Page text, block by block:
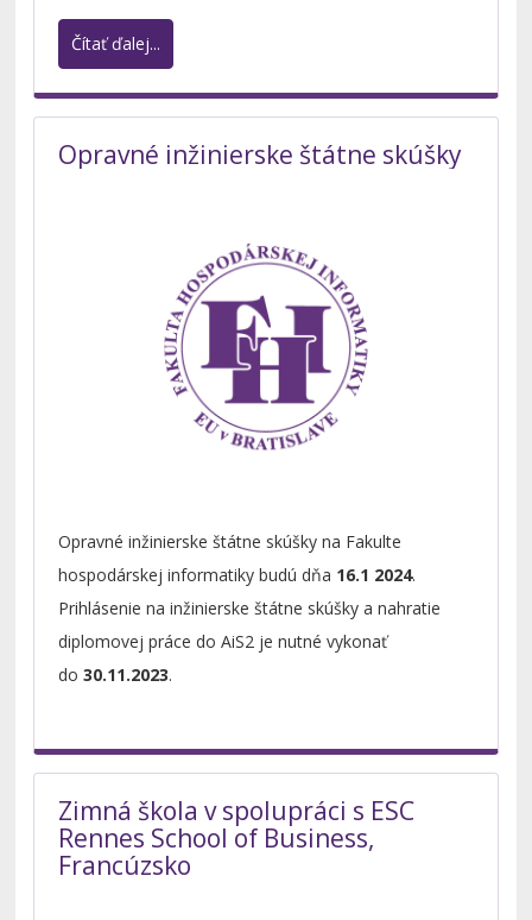
procese: Nové perspektívy pre ekonomickú prax.
Čítať ďalej...
Opravné inžinierske štátne skúšky
Opravné inžinierske štátne skúšky na Fakulte
hospodárskej informatiky budú dňa 16.1 2024.
Prihlásenie na inžinierske štátne skúšky a nahratie
diplomovej práce do AiS2 je nutné vykonať
do30.11.2023.
Zimná škola v spolupráci s ESC
Rennes School of Business,
Francúzsko